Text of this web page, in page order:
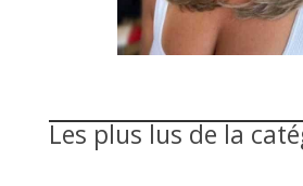
Les plus lus de la